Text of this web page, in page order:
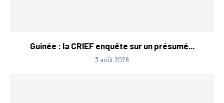
Guinée : la CRIEF enquête sur un présumé...
3 août 2026